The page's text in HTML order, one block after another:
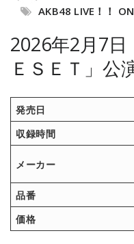
AKB48 LIVE！！
2026年2月7日
ＥＳＥＴ」公
発売日
収録時間
メーカー
品番
価格